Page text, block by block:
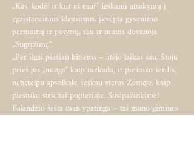
„Kas, kodėl ir kur aš esu?“ Ieškanti atsakymų į
egzistencinius klausimus, įkvėpta gyvenimo
permainų ir potyrių, sau ir mums dovanoja
„Sugrįžimą“.
„Per ilgai piešiau kitiems – atėjo laikas sau. Stoju
prieš jus „nuoga“ kaip niekada, it pieštuko šerdis,
nebetelpu apvalkale, ieškau vietos Žemėje, kaip
pieštuko štrichai popieriuje. Susipažinkime!
Balandžio šešta man ypatinga – tai mano gimimo